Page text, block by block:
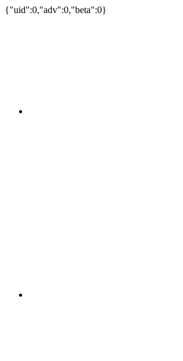
{"uid":0,"adv":0,"beta":0}